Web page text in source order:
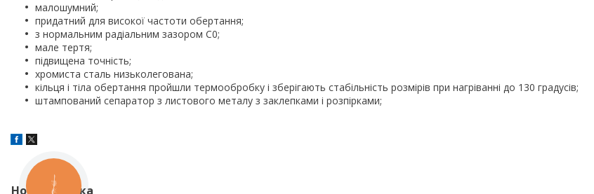
малошумний;
придатний для високої частоти обертання;
з нормальним радіальним зазором С0;
мале тертя;
підвищена точність;
хромиста сталь низьколегована;
кільця і тіла обертання пройшли термообробку і зберігають стабільність розмірів при нагріванні до 130 градусів;
штампований сепаратор з листового металу з заклепками і розпірками;
Нова колонка
КНОПКА
ЗВ'ЯЗКУ